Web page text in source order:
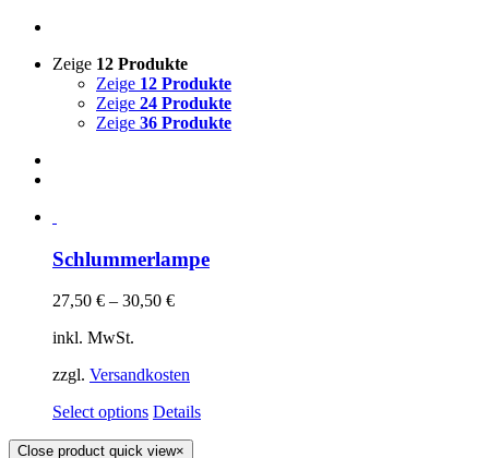
Zeige 12 Produkte
Zeige 12 Produkte
Zeige 24 Produkte
Zeige 36 Produkte
Schlummerlampe
27,50 € – 30,50 €
inkl. MwSt.
zzgl. Versandkosten
Select options Details
Close product quick view×